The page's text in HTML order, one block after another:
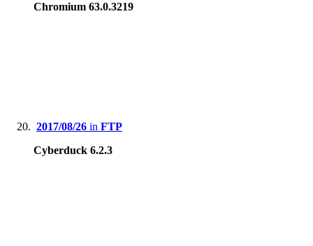
Chromium 63.0.3219
2017/08/26 in FTP
Cyberduck 6.2.3